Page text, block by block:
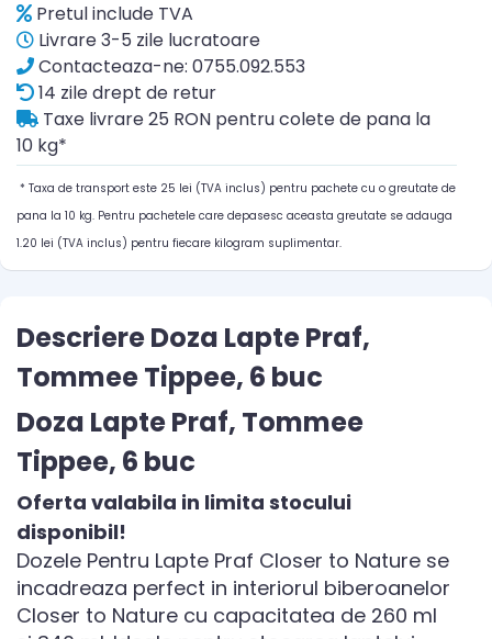
Pretul include TVA
Livrare 3-5 zile lucratoare
Contacteaza-ne: 0755.092.553
14 zile drept de retur
Taxe livrare 25 RON pentru colete de pana la
10 kg*
* Taxa de transport este 25 lei (TVA inclus) pentru pachete cu o greutate de
pana la 10 kg. Pentru pachetele care depasesc aceasta greutate se adauga
1.20 lei (TVA inclus) pentru fiecare kilogram suplimentar.
Descriere Doza Lapte Praf,
Tommee Tippee, 6 buc
Doza Lapte Praf, Tommee
Tippee, 6 buc
Oferta valabila in limita stocului
disponibil!
Dozele Pentru Lapte Praf Closer to Nature se
incadreaza perfect in interiorul biberoanelor
Closer to Nature cu capacitatea de 260 ml